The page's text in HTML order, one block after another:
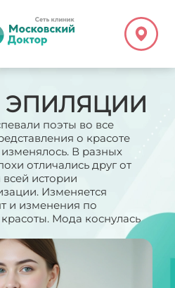
ЭПИЛЯЦИИ
поэты во все
о красоте
В разных
отличались друг от
истории
Изменяется
и изменения по
Мода коснулась